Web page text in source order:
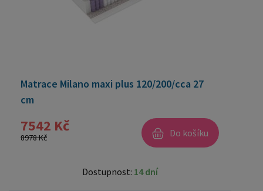
Matrace Milano maxi plus 120/200/cca 27
cm
7542 Kč
8978 Kč Do košíku
Dostupnost: 14 dní